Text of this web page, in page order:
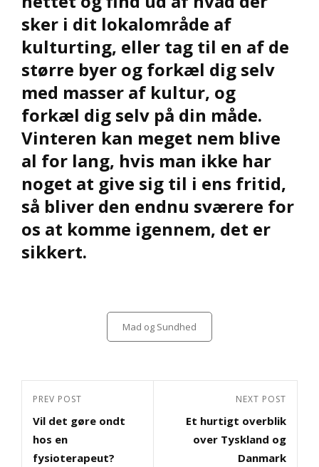
sker i dit lokalområde af
kulturting, eller tag til en af de
større byer og forkæl dig selv
med masser af kultur, og
forkæl dig selv på din måde.
Vinteren kan meget nem blive
al for lang, hvis man ikke har
noget at give sig til i ens fritid,
så bliver den endnu sværere for
os at komme igennem, det er
sikkert.
Categories
Mad og Sundhed
Indlægsnavigation
Previous
Post
PREV POST
Vil det gøre ondt
hos en
fysioterapeut?
Post
NEXT POST
Et hurtigt overblik
over Tyskland og
Danmark